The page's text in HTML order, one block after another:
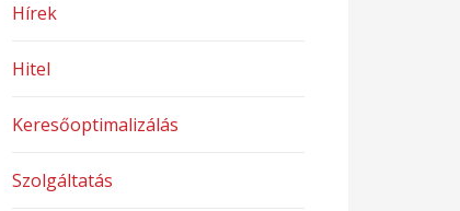
Hírek
Hitel
Keresőoptimalizálás
Szolgáltatás